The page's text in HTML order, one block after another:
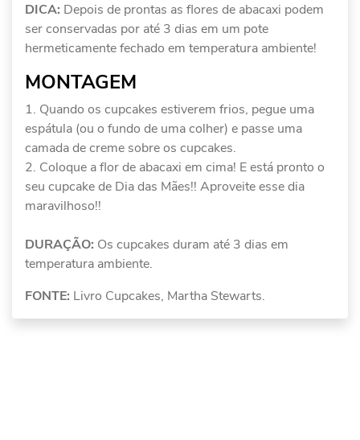
DICA: Depois de prontas as flores de abacaxi podem
ser conservadas por até 3 dias em um pote
hermeticamente fechado em temperatura ambiente!
MONTAGEM
Quando os cupcakes estiverem frios, pegue uma
espátula (ou o fundo de uma colher) e passe uma
camada de creme sobre os cupcakes.
Coloque a flor de abacaxi em cima! E está pronto o
seu cupcake de Dia das Mães!! Aproveite esse dia
maravilhoso!!
DURAÇÃO: Os cupcakes duram até 3 dias em
temperatura ambiente.
FONTE: Livro Cupcakes, Martha Stewarts.